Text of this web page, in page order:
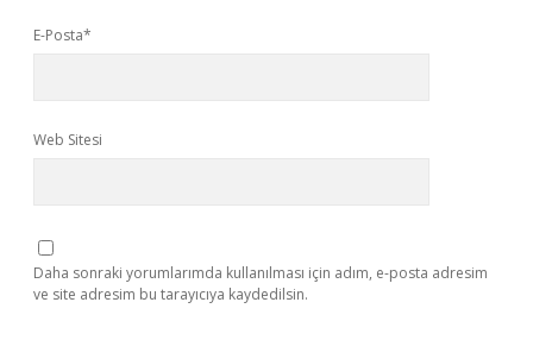
E-Posta*
Web Sitesi
Daha sonraki yorumlarımda kullanılması için adım, e-posta adresim
ve site adresim bu tarayıcıya kaydedilsin.